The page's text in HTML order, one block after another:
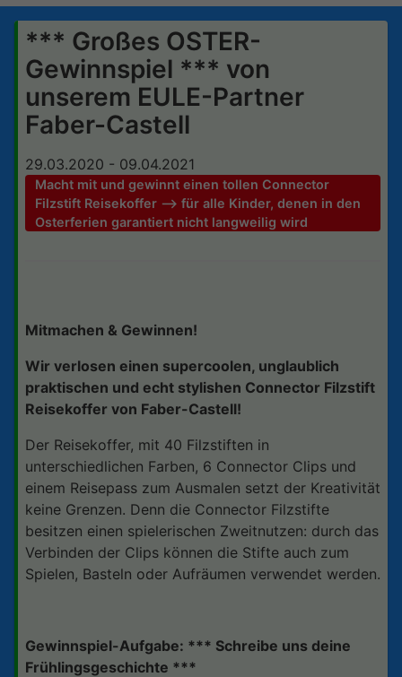
*** Großes OSTER-
Gewinnspiel *** von
unserem EULE-Partner
Faber-Castell
29.03.2020 - 09.04.2021
Macht mit und gewinnt einen tollen Connector
Filzstift Reisekoffer --> für alle Kinder, denen in den
Osterferien garantiert nicht langweilig wird
Mitmachen & Gewinnen!
Wir verlosen einen supercoolen, unglaublich
praktischen und echt stylishen Connector Filzstift
Reisekoffer von Faber-Castell!
Der Reisekoffer, mit 40 Filzstiften in
unterschiedlichen Farben, 6 Connector Clips und
einem Reisepass zum Ausmalen setzt der Kreativität
keine Grenzen. Denn die Connector Filzstifte
besitzen einen spielerischen Zweitnutzen: durch das
Verbinden der Clips können die Stifte auch zum
Spielen, Basteln oder Aufräumen verwendet werden.
Gewinnspiel-Aufgabe: *** Schreibe uns deine
Frühlingsgeschichte ***